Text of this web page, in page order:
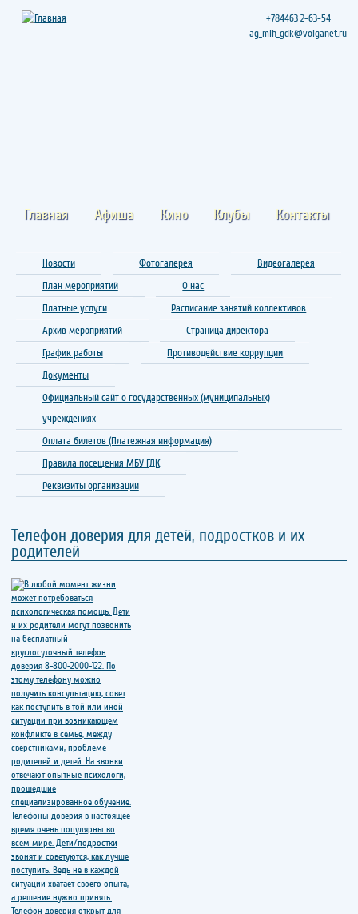
+784463 2-63-54
ag_mih_gdk@volganet.ru
Главная Афиша Кино Клубы Контакты
Новости Фотогалерея
Видеогалерея
План мероприятий
О нас
Платные услуги
Расписание занятий коллективов
Архив мероприятий
Страница директора
График работы
Противодействие коррупции
Документы
Официальный сайт о государственных (муниципальных)
учреждениях
Оплата билетов (Платежная информация)
Правила посещения МБУ ГДК
Реквизиты организации
Телефон доверия для детей, подростков и их
родителей